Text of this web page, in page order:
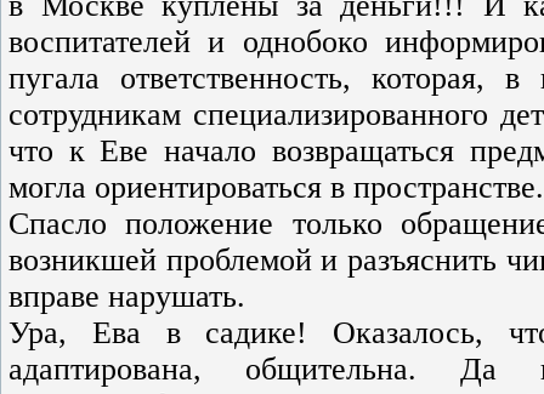
воспитателей и однобоко
пугала ответственность, которая,
сотрудникам специализированного
что к Еве начало возвращаться
могла ориентироваться в пространстве.
Спасло положение только
возникшей проблемой и разъяснить
вправе нарушать.
Ура, Ева в садике! Оказалось,
адаптирована, общительна. Да